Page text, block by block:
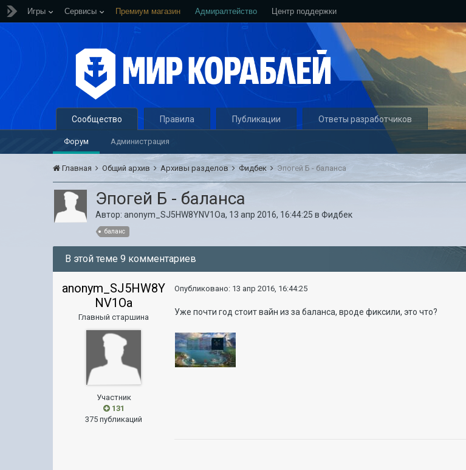
Игры Сервисы Премиум магазин Адмиралтейство Центр поддержки
Сообщество
Форум Администрация
Правила Публикации Ответы разработчиков
Главная Общий архив Архивы разделов Фидбек Эпогей Б - баланса
Эпогей Б - баланса
Автор:anonym_SJ5HW8YNV1Oa, 13 апр 2016, 16:44:25 вФидбек
баланс
В этой теме 9 комментариев
anonym_SJ5HW8Y
NV1Oa
Главный старшина
Участник
131
375 публикаций
Опубликовано: 13 апр 2016, 16:44:25
Уже почти год стоит вайн из за баланса, вроде фиксили, это что?